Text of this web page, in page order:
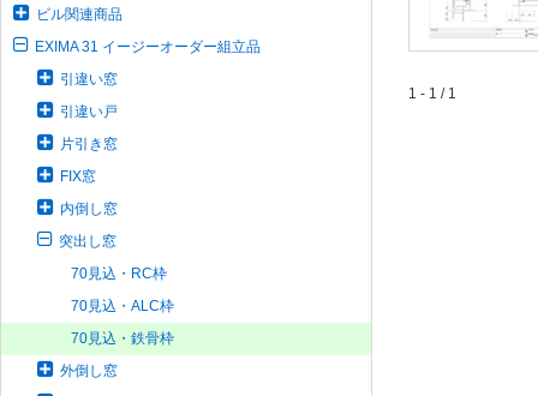
ビル関連商品
EXIMA 31 イージーオーダー組立品
引違い窓
引違い戸
片引き窓
FIX窓
内倒し窓
突出し窓
70見込・RC枠
70見込・ALC枠
70見込・鉄骨枠
外倒し窓
1 - 1 / 1